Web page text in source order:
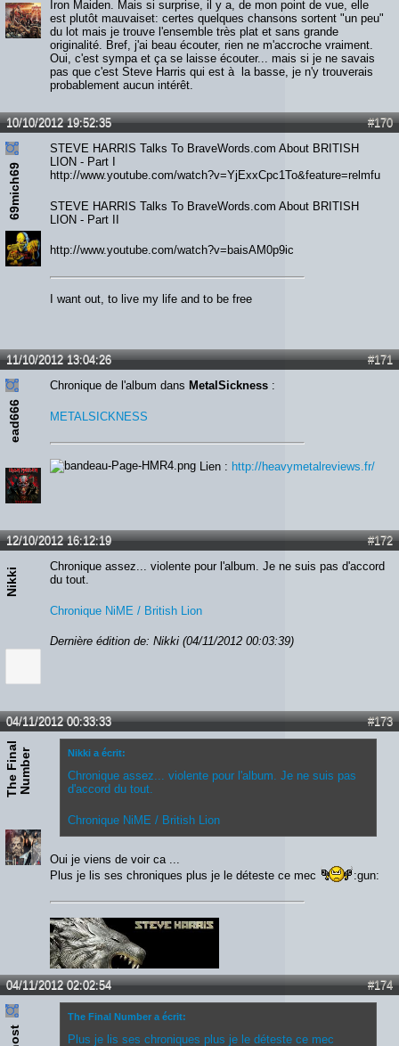
Iron Maiden. Mais si surprise, il y a, de mon point de vue, elle
est plutôt mauvaiset: certes quelques chansons sortent "un peu"
du lot mais je trouve l'ensemble très plat et sans grande
originalité. Bref, j'ai beau écouter, rien ne m'accroche vraiment.
Oui, c'est sympa et ça se laisse écouter... mais si je ne savais
pas que c'est Steve Harris qui est à la basse, je n'y trouverais
probablement aucun intérêt.
#170
10/10/2012 19:52:35
69mich69
STEVE HARRIS Talks To BraveWords.com About BRITISH
LION - Part I
http://www.youtube.com/watch?v=YjExxCpc1To&feature=relmfu
STEVE HARRIS Talks To BraveWords.com About BRITISH
LION - Part II
http://www.youtube.com/watch?v=baisAM0p9ic
I want out, to live my life and to be free
#171
11/10/2012 13:04:26
ead666
Chronique de l'album dans MetalSickness :
METALSICKNESS
Lien : http://heavymetalreviews.fr/
#172
12/10/2012 16:12:19
Nikki
Chronique assez... violente pour l'album. Je ne suis pas d'accord
du tout.
Chronique NiME / British Lion
Dernière édition de: Nikki (04/11/2012 00:03:39)
#173
04/11/2012 00:33:33
T
h
e
F
i
n
a
l
N
u
m
b
er Nikki a écrit:
Chronique assez... violente pour l'album. Je ne suis pas
d'accord du tout.
Chronique NiME / British Lion
Oui je viens de voir ca ...
Plus je lis ses chroniques plus je le déteste ce mec
:gun:
#174
04/11/2012 02:02:54
The Final Number a écrit:
Plus je lis ses chroniques plus je le déteste ce mec